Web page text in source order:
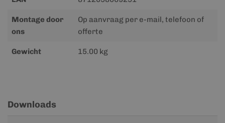
Montage door
ons
Op aanvraag per e-mail, telefoon of
offerte
Gewicht 15.00 kg
Downloads